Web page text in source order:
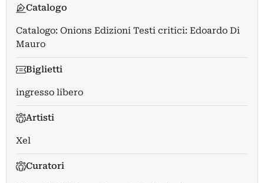
Catalogo
Catalogo: Onions Edizioni Testi critici: Edoardo Di
Mauro
Biglietti
ingresso libero
Artisti
Xel
Curatori